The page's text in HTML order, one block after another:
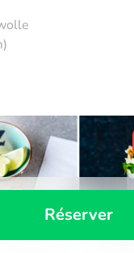
Réserver